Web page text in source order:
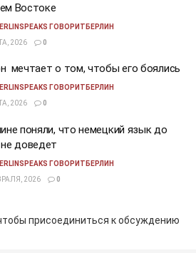
Востоке
ГОВОРИТБЕРЛИН
2026
0
мечтает о том, чтобы его боялись
ГОВОРИТБЕРЛИН
2026
0
поняли, что немецкий язык до
доведет
ГОВОРИТБЕРЛИН
2026
0
присоединиться к обсуждению